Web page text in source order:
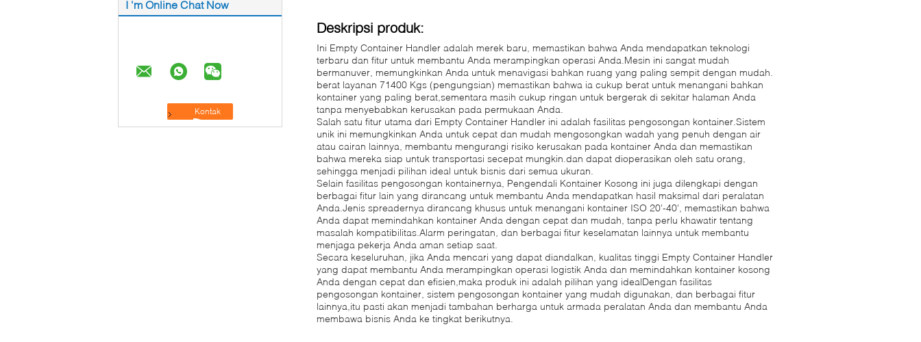
I 'm Online Chat Now
Deskripsi produk:
Ini Empty Container Handler adalah merek baru, memastikan bahwa Anda mendapatkan teknologi
terbaru dan fitur untuk membantu Anda merampingkan operasi Anda.Mesin ini sangat mudah
bermanuver, memungkinkan Anda untuk menavigasi bahkan ruang yang paling sempit dengan mudah.
berat layanan 71400 Kgs (pengungsian) memastikan bahwa ia cukup berat untuk menangani bahkan
kontainer yang paling berat,sementara masih cukup ringan untuk bergerak di sekitar halaman Anda
tanpa menyebabkan kerusakan pada permukaan Anda.
Salah satu fitur utama dari Empty Container Handler ini adalah fasilitas pengosongan kontainer.Sistem
unik ini memungkinkan Anda untuk cepat dan mudah mengosongkan wadah yang penuh dengan air
atau cairan lainnya, membantu mengurangi risiko kerusakan pada kontainer Anda dan memastikan
bahwa mereka siap untuk transportasi secepat mungkin.dan dapat dioperasikan oleh satu orang,
sehingga menjadi pilihan ideal untuk bisnis dari semua ukuran.
Selain fasilitas pengosongan kontainernya, Pengendali Kontainer Kosong ini juga dilengkapi dengan
berbagai fitur lain yang dirancang untuk membantu Anda mendapatkan hasil maksimal dari peralatan
Anda.Jenis spreadernya dirancang khusus untuk menangani kontainer ISO 20'-40', memastikan bahwa
Anda dapat memindahkan kontainer Anda dengan cepat dan mudah, tanpa perlu khawatir tentang
masalah kompatibilitas.Alarm peringatan, dan berbagai fitur keselamatan lainnya untuk membantu
menjaga pekerja Anda aman setiap saat.
Secara keseluruhan, jika Anda mencari yang dapat diandalkan, kualitas tinggi Empty Container Handler
yang dapat membantu Anda merampingkan operasi logistik Anda dan memindahkan kontainer kosong
Anda dengan cepat dan efisien,maka produk ini adalah pilihan yang idealDengan fasilitas
pengosongan kontainer, sistem pengosongan kontainer yang mudah digunakan, dan berbagai fitur
lainnya,itu pasti akan menjadi tambahan berharga untuk armada peralatan Anda dan membantu Anda
membawa bisnis Anda ke tingkat berikutnya.